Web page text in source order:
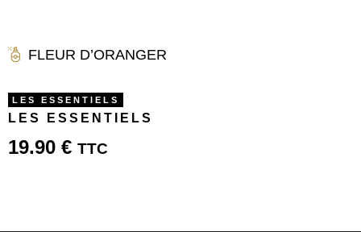
FLEUR D’ORANGER
LES ESSENTIELS
LES ESSENTIELS
19.90 € TTC